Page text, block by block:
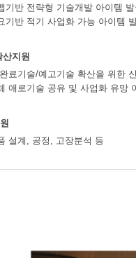
기반 전략형 기술개발 아이템
기반 적기 사업화 가능 아이템
산지원
료기술/예고기술 확산을 위한
애로기술 공유 및 사업화 유망
설계, 공정, 고장분석 등